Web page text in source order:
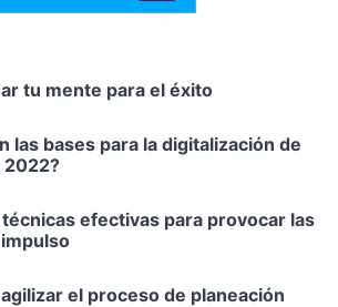
tu mente para el éxito
las bases para la digitalización de
2022?
efectivas para provocar las
el proceso de planeación